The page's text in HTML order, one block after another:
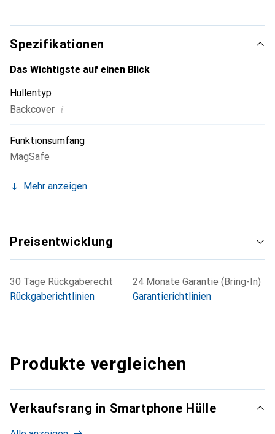
die Marke Noreve eine sichere Wahl für eine
anspruchsvolle Kundschaft.
Spezifikationen
Das Wichtigste auf einen Blick
Hüllentyp
Backcover i
Funktionsumfang
MagSafe
Mehr anzeigen
Preisentwicklung
30 Tage Rückgaberecht
Rückgaberichtlinien
24 Monate Garantie (Bring-In)
Garantierichtlinien
Produkte vergleichen
Verkaufsrang in Smartphone Hülle